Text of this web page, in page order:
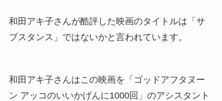
和田アキ子さんが酷評した映画のタイトルは「サ
ブスタンス」ではないかと言われています。
和田アキ子さんはこの映画を「ゴッドアフタヌー
ン アッコのいいかげんに1000回」のアシスタント